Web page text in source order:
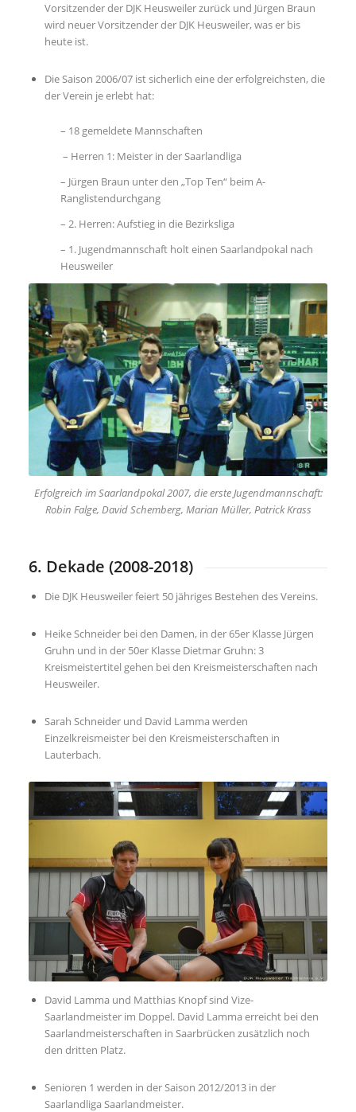
Vorsitzender der DJK Heusweiler zurück und Jürgen Braun
wird neuer Vorsitzender der DJK Heusweiler, was er bis
heute ist.
Die Saison 2006/07 ist sicherlich eine der erfolgreichsten, die
der Verein je erlebt hat:
– 18 gemeldete Mannschaften
– Herren 1: Meister in der Saarlandliga
– Jürgen Braun unter den „Top Ten“ beim A-
Ranglistendurchgang
– 2. Herren: Aufstieg in die Bezirksliga
– 1. Jugendmannschaft holt einen Saarlandpokal nach
Heusweiler
Erfolgreich im Saarlandpokal 2007, die erste Jugendmannschaft:
Robin Falge, David Schemberg, Marian Müller, Patrick Krass
6. Dekade (2008-2018)
Die DJK Heusweiler feiert 50 jähriges Bestehen des Vereins.
Heike Schneider bei den Damen, in der 65er Klasse Jürgen
Gruhn und in der 50er Klasse Dietmar Gruhn: 3
Kreismeistertitel gehen bei den Kreismeisterschaften nach
Heusweiler.
Sarah Schneider und David Lamma werden
Einzelkreismeister bei den Kreismeisterschaften in
Lauterbach.
David Lamma und Matthias Knopf sind Vize-
Saarlandmeister im Doppel. David Lamma erreicht bei den
Saarlandmeisterschaften in Saarbrücken zusätzlich noch
den dritten Platz.
Senioren 1 werden in der Saison 2012/2013 in der
Saarlandliga Saarlandmeister.